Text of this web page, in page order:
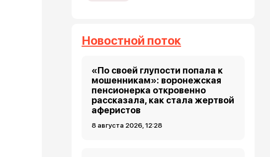
Новостной поток
«По своей глупости попала к
мошенникам»: воронежская
пенсионерка откровенно
рассказала, как стала жертвой
аферистов
8 августа 2026, 12:28